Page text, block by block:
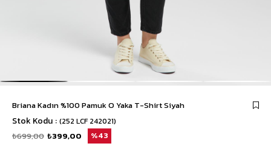
Briana Kadın %100 Pamuk O Yaka T-Shirt Siyah
Stok Kodu (252 LCF 242021)
₺699,00 ₺399,00 43